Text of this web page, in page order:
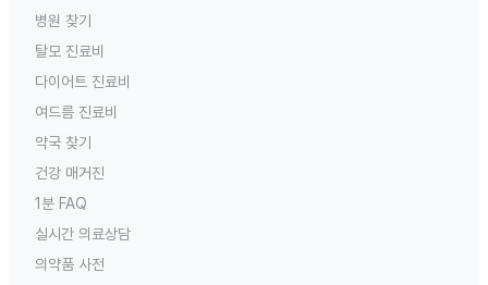
병원 찾기
탈모 진료비
다이어트 진료비
여드름 진료비
약국 찾기
건강 매거진
1분 FAQ
실시간 의료상담
의약품 사전